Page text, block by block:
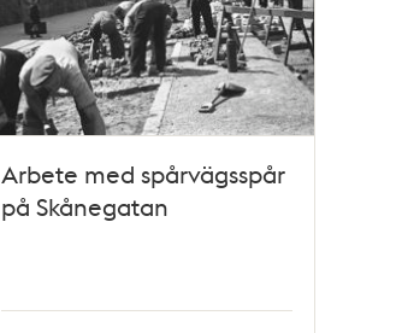
Arbete med spårvägsspår
på Skånegatan